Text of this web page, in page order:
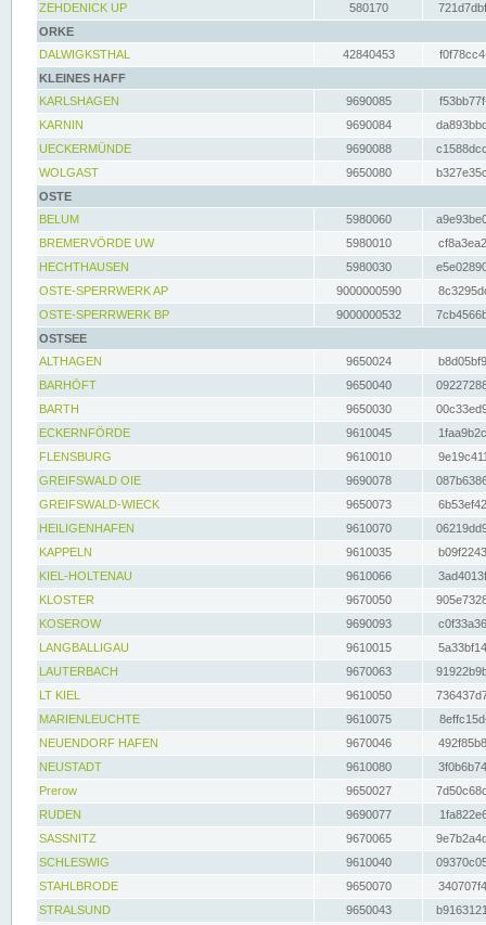
ZEHDENICK UP
580170
ORKE
DALWIGKSTHAL
42840453
KLEINES HAFF
KARLSHAGEN
9690085
KARNIN
9690084
UECKERMÜNDE
9690088
WOLGAST
9650080
OSTE
BELUM
5980060
BREMERVÖRDE UW
5980010
HECHTHAUSEN
5980030
OSTE-SPERRWERK AP
9000000590
OSTE-SPERRWERK BP
9000000532
OSTSEE
ALTHAGEN
9650024
BARHÖFT
9650040
BARTH
9650030
ECKERNFÖRDE
9610045
FLENSBURG
9610010
GREIFSWALD OIE
9690078
GREIFSWALD-WIECK
9650073
HEILIGENHAFEN
9610070
KAPPELN
9610035
KIEL-HOLTENAU
9610066
KLOSTER
9670050
KOSEROW
9690093
LANGBALLIGAU
9610015
LAUTERBACH
9670063
LT KIEL
9610050
MARIENLEUCHTE
9610075
NEUENDORF HAFEN
9670046
NEUSTADT
9610080
Prerow
9650027
RUDEN
9690077
SASSNITZ
9670065
SCHLESWIG
9610040
STAHLBRODE
9650070
STRALSUND
9650043